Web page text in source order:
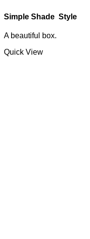
Simple Shade Style
A beautiful box.
Quick View